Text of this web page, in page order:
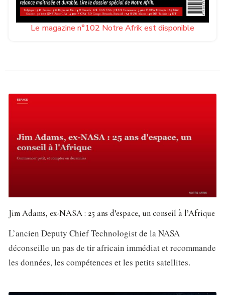
Le magazine n°102 Notre Afrik est disponible
Jim Adams, ex-NASA : 25 ans d’espace, un conseil à l’Afrique
L’ancien Deputy Chief Technologist de la NASA
déconseille un pas de tir africain immédiat et recommande
les données, les compétences et les petits satellites.